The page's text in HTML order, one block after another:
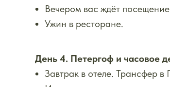
Вечером вас ждёт
Ужин в ресторане.
День 4. Петергоф и часовое
Завтрак в отеле. Трансфер в